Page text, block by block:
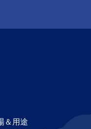
＆用途